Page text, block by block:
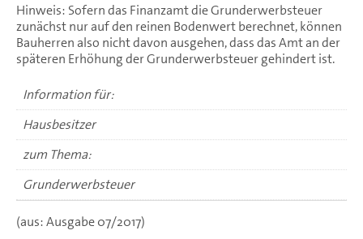
Hinweis: Sofern das Finanzamt die Grunderwerbsteuer
zunächst nur auf den reinen Bodenwert berechnet, können
Bauherren also nicht davon ausgehen, dass das Amt an der
späteren Erhöhung der Grunderwerbsteuer gehindert ist.
Information für:
Hausbesitzer
zum Thema:
Grunderwerbsteuer
(aus: Ausgabe 07/2017)